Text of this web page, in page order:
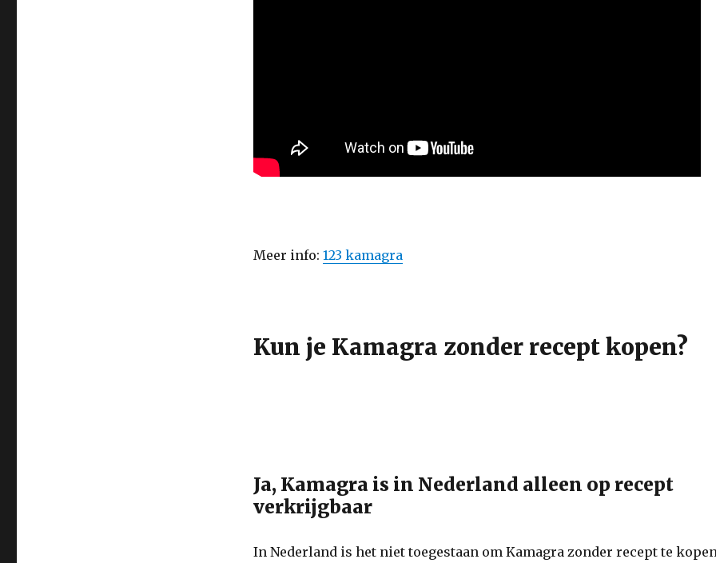
Meer info: 123 kamagra
Kun je Kamagra zonder recept kopen?
Ja, Kamagra is in Nederland alleen op recept
verkrijgbaar
In Nederland is het niet toegestaan om Kamagra zonder recept te